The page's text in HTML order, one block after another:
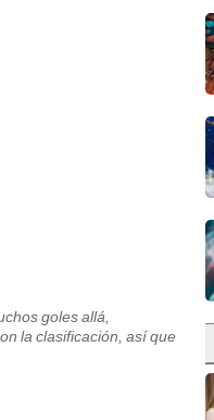
goles allá,
la clasificación, así que